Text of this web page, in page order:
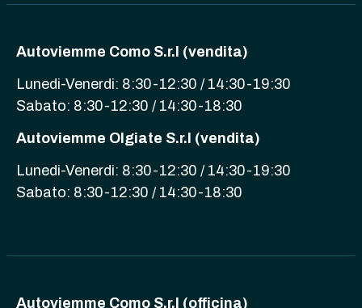
Autoviemme Como S.r.l (vendita)
Lunedi-Venerdi: 8:30-12:30 / 14:30-19:30
Sabato: 8:30-12:30 / 14:30-18:30
Autoviemme Olgiate S.r.l (vendita)
Lunedi-Venerdi: 8:30-12:30 / 14:30-19:30
Sabato: 8:30-12:30 / 14:30-18:30
Autoviemme Como S.r.l (officina)